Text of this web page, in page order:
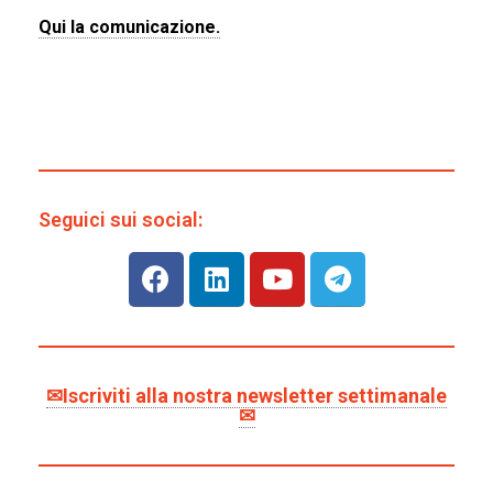
Qui la comunicazione.
Seguici sui social:
✉Iscriviti alla nostra newsletter settimanale
✉